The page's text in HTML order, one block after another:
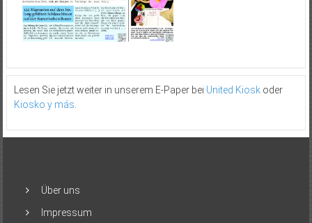
Lesen Sie jetzt weiter in unserem E-Paper bei United Kioskoder
Kiosko y más
Über uns
Impressum